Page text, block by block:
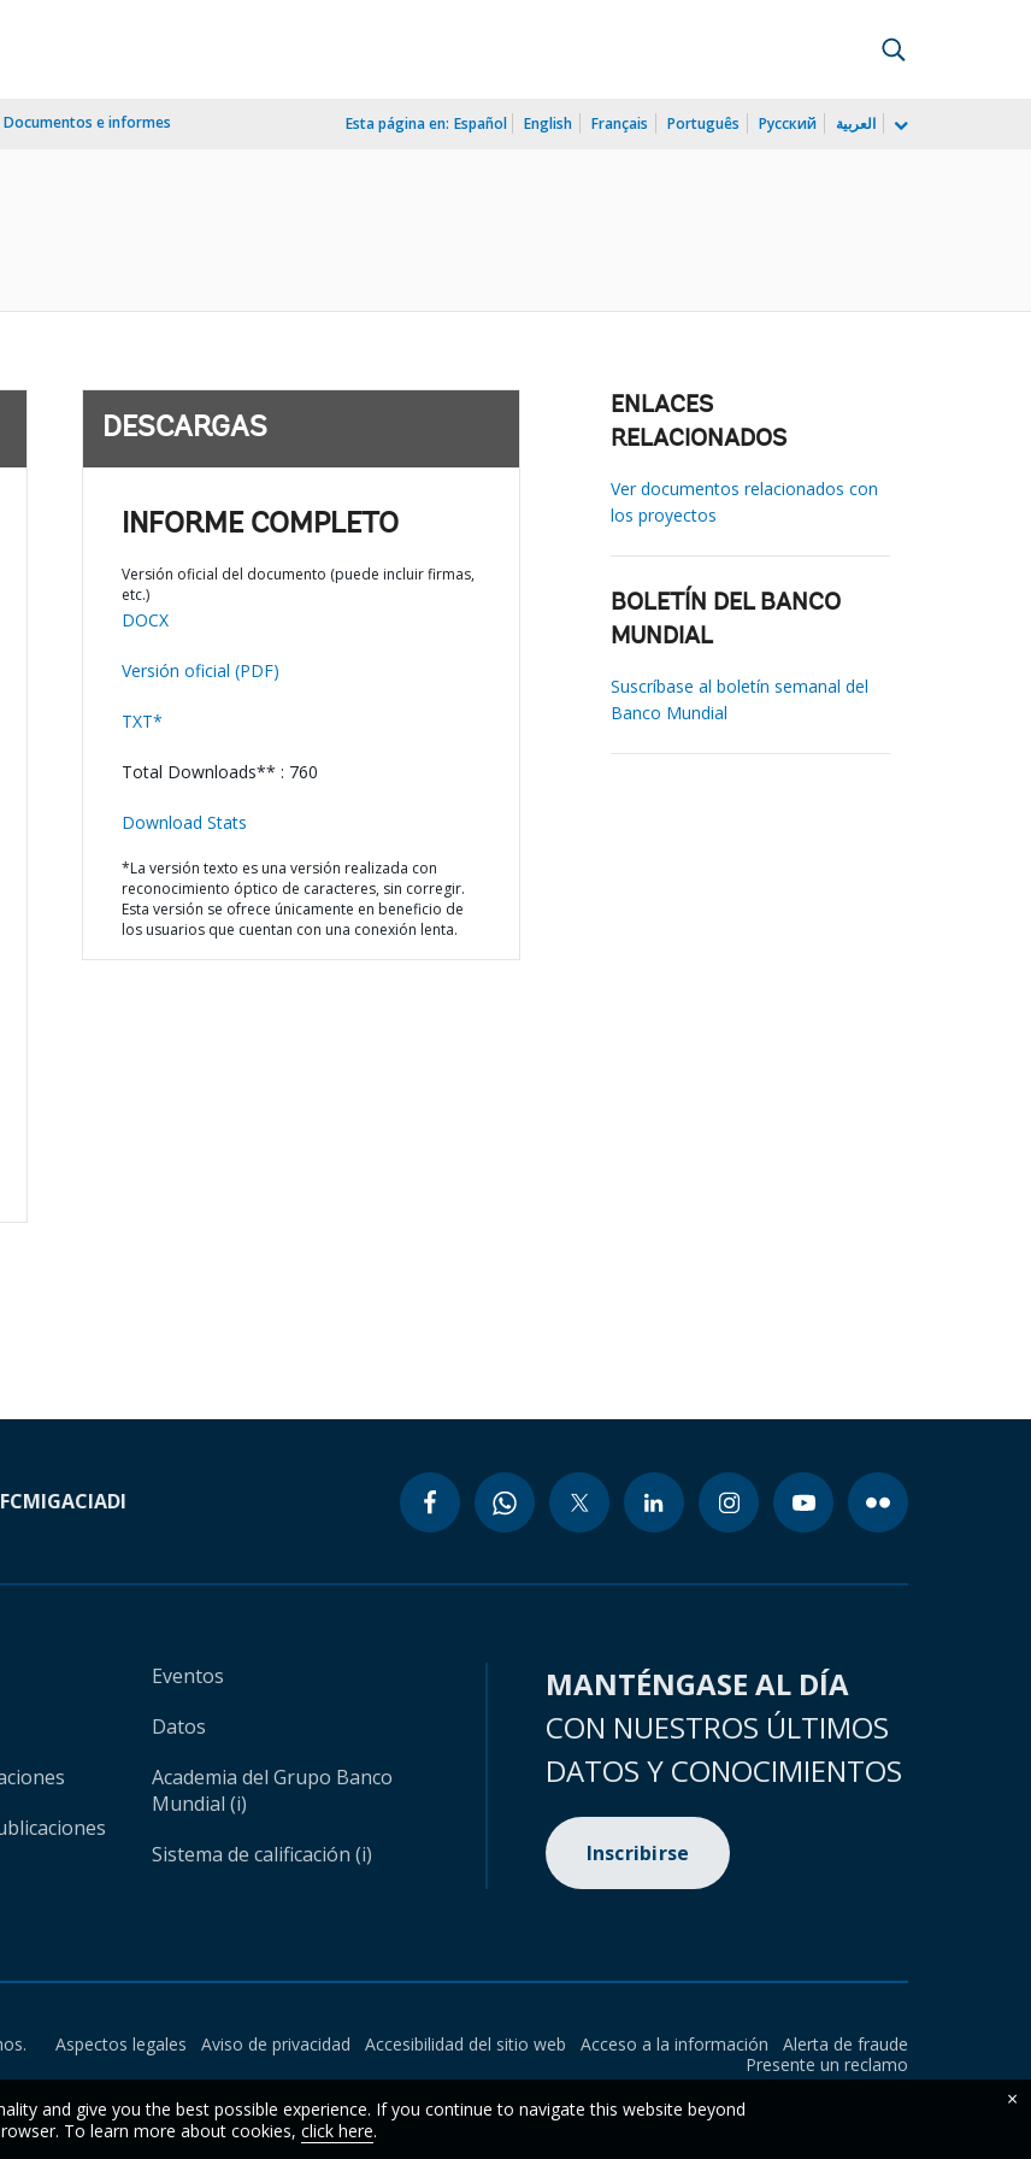
Documentos e informes Esta página en: Español English Français Português Русский العربية
DESCARGAS
INFORME COMPLETO
Versión oficial del documento (puede incluir firmas,
etc.)
DOCX
Versión oficial (PDF)
TXT*
Total Downloads** : 760
Download Stats
*La versión texto es una versión realizada con
reconocimiento óptico de caracteres, sin corregir.
Esta versión se ofrece únicamente en beneficio de
los usuarios que cuentan con una conexión lenta.
ENLACES
RELACIONADOS
Ver documentos relacionados con
los proyectos
BOLETÍN DEL BANCO
MUNDIAL
Suscríbase al boletín semanal del
Banco Mundial
MIGACIADI
Eventos
Datos
Academia del Grupo Banco
Mundial (i)
Sistema de calificación (i)
MANTÉNGASE AL DÍA
CON NUESTROS ÚLTIMOS
DATOS Y CONOCIMIENTOS
Inscribirse
Aspectos legales Aviso de privacidad Accesibilidad del sitio web Acceso a la información
Alerta de fraude
Presente un reclamo
and give you the best possible experience. If you continue to navigate this website beyond
To learn more about cookies, click here.
×